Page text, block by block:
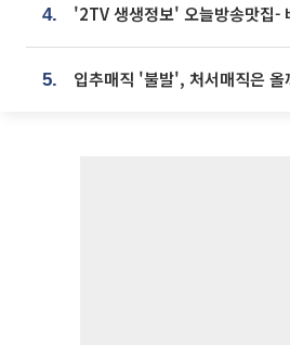
4.
5. 입추매직 '불발', 처서매직은